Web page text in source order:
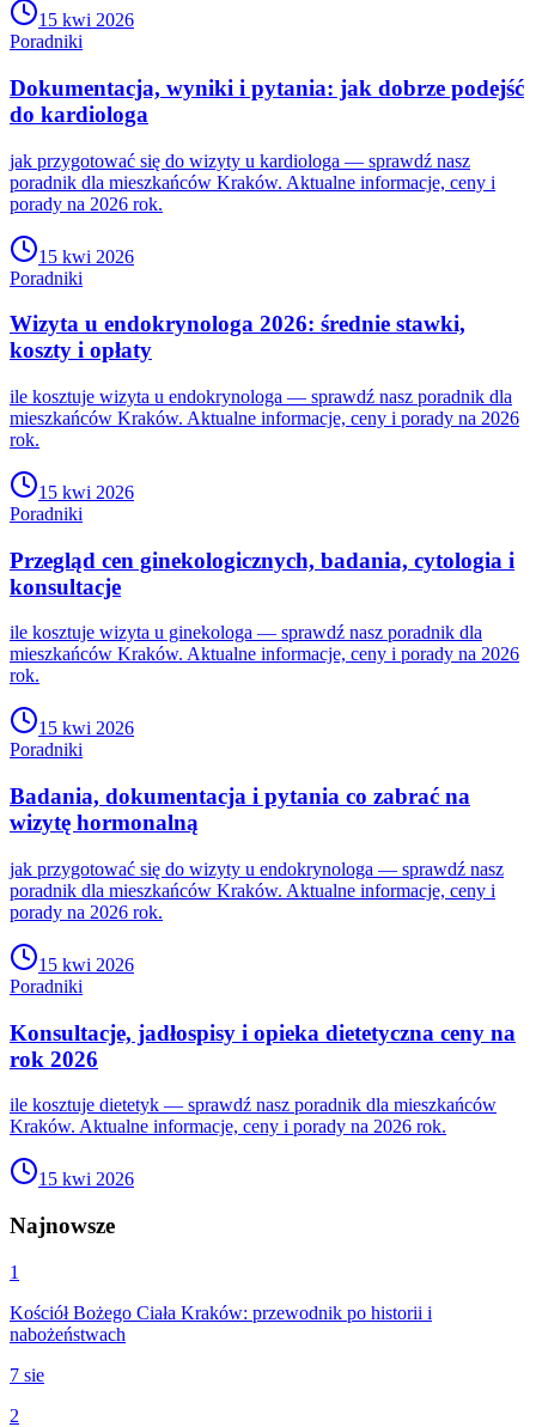
15 kwi 2026
Poradniki
Dokumentacja, wyniki i pytania: jak dobrze podejść
do kardiologa
jak przygotować się do wizyty u kardiologa — sprawdź nasz
poradnik dla mieszkańców Kraków. Aktualne informacje, ceny i
porady na 2026 rok.
15 kwi 2026
Poradniki
Wizyta u endokrynologa 2026: średnie stawki,
koszty i opłaty
ile kosztuje wizyta u endokrynologa — sprawdź nasz poradnik dla
mieszkańców Kraków. Aktualne informacje, ceny i porady na 2026
rok.
15 kwi 2026
Poradniki
Przegląd cen ginekologicznych, badania, cytologia i
konsultacje
ile kosztuje wizyta u ginekologa — sprawdź nasz poradnik dla
mieszkańców Kraków. Aktualne informacje, ceny i porady na 2026
rok.
15 kwi 2026
Poradniki
Badania, dokumentacja i pytania co zabrać na
wizytę hormonalną
jak przygotować się do wizyty u endokrynologa — sprawdź nasz
poradnik dla mieszkańców Kraków. Aktualne informacje, ceny i
porady na 2026 rok.
15 kwi 2026
Poradniki
Konsultacje, jadłospisy i opieka dietetyczna ceny na
rok 2026
ile kosztuje dietetyk — sprawdź nasz poradnik dla mieszkańców
Kraków. Aktualne informacje, ceny i porady na 2026 rok.
15 kwi 2026
Najnowsze
1
Kościół Bożego Ciała Kraków: przewodnik po historii i
nabożeństwach
7 sie
2